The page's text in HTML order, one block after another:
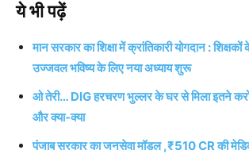
ये भी पढ़ें
मान सरकार का शिक्षा में क्रांतिकारी योगदान :
उज्जवल भविष्य के लिए नया अध्याय शुरू
ओ तेरी… DIG हरचरण भुल्लर के घर से मिला इतने
और क्या-क्या
पंजाब सरकार का जनसेवा मॉडल ,₹510 CR की